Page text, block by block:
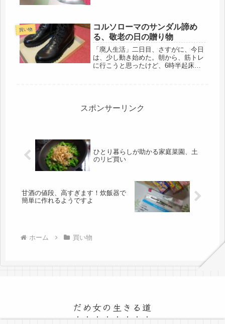
買い物
コルソローマのサンダル諦め
る、敬老の日の贈り物
「廃人生活」二日目、さすがに、今日
は、少し動き始めた。朝から、筋トレ
に行こうと思ったけど、6時半起床
険。そ...
スポンサーリンク
ひとり暮らしが助かる家庭菜園、土
のリピ買い
甘酒の値段、高すぎます！炊飯器で
簡単に作れるようですよ
ホーム 買い物
だめ女の生きる道